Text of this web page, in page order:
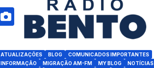
ATUALIZAÇÕES BLOG
COMUNICADOS IMPORTANTES
INFORMAÇÃO
MIGRAÇÃO AM-FM MY BLOG
NOTÍCIAS